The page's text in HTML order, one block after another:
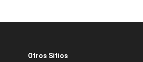
Otros Sitios